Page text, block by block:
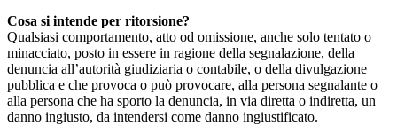
Cosa si intende per ritorsione?
Qualsiasi comportamento, atto od omissione, anche solo tentato o
minacciato, posto in essere in ragione della segnalazione, della
denuncia all’autorità giudiziaria o contabile, o della divulgazione
pubblica e che provoca o può provocare, alla persona segnalante o
alla persona che ha sporto la denuncia, in via diretta o indiretta, un
danno ingiusto, da intendersi come danno ingiustificato.